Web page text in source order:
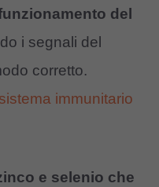
del
i segnali del
corretto.
sistema immunitario
e selenio che